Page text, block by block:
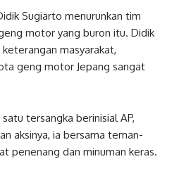
Sugiarto menurunkan tim
motor yang buron itu. Didik
masyarakat,
geng motor Jepang sangat
tersangka berinisial AP,
aksinya, ia bersama teman-
penenang dan minuman keras.